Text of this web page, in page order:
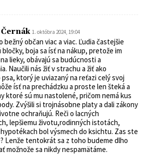
1. októbra 2024, 19:04
bežný občan viac a viac. Ľudia častejšie
boja sa ísť na nákup, pretože im
lieky, obávajú sa budúcnosti a
Naučili nás žiť v strachu a žiť ako
ktorý je uviazaný na reťazi celý svoj
ísť na prechádzku a proste len šteká a
ktoré sú mu nastolené, pričom nemá kus
Zvýšili si trojnásobne platy a dali zákony
ochraňujú. Reči o lacných
lepšiemu životu,rodinných istotách,
bol výsmech do ksichtu. Zas ste
Lenže tentokrát sa z toho budeme dlho
možnože sa nikdy nespamätáme.